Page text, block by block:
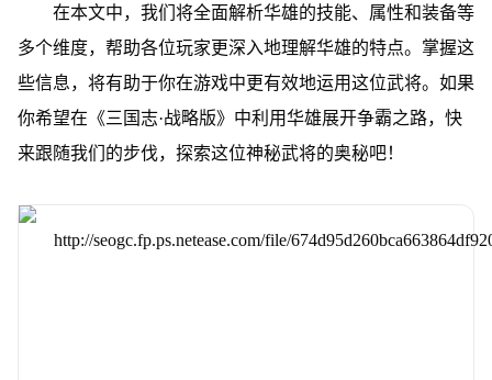
在本文中，我们将全面解析华雄的技能、属性和装备等
多个维度，帮助各位玩家更深入地理解华雄的特点。掌握这
些信息，将有助于你在游戏中更有效地运用这位武将。如果
你希望在《三国志·战略版》中利用华雄展开争霸之路，快
来跟随我们的步伐，探索这位神秘武将的奥秘吧！